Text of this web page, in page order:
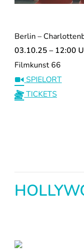
Berlin –
03.10.25 – 12:00
Filmkunst 66
SPIELORT
TICKETS